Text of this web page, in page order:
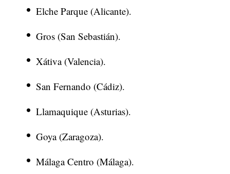
Elche Parque (Alicante).
Gros (San Sebastián).
Xátiva (Valencia).
San Fernando (Cádiz).
Llamaquique (Asturias).
Goya (Zaragoza).
Málaga Centro (Málaga).